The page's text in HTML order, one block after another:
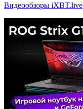
Видеообзоры iXBT.live